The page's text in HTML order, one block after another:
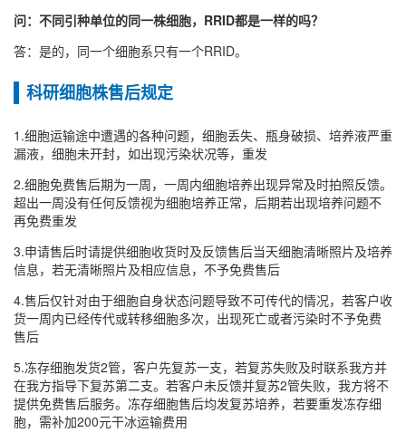
问：不同引种单位的同一株细胞，RRID都是一样的吗？
答：是的，同一个细胞系只有一个RRID。
科研细胞株售后规定
1.细胞运输途中遭遇的各种问题，细胞丢失、瓶身破损、培养液严重
漏液，细胞未开封，如出现污染状况等，重发
2.细胞免费售后期为一周，一周内细胞培养出现异常及时拍照反馈。
超出一周没有任何反馈视为细胞培养正常，后期若出现培养问题不
再免费重发
3.申请售后时请提供细胞收货时及反馈售后当天细胞清晰照片及培养
信息，若无清晰照片及相应信息，不予免费售后
4.售后仅针对由于细胞自身状态问题导致不可传代的情况，若客户收
货一周内已经传代或转移细胞多次，出现死亡或者污染时不予免费
售后
5.冻存细胞发货2管，客户先复苏一支，若复苏失败及时联系我方并
在我方指导下复苏第二支。若客户未反馈并复苏2管失败，我方将不
提供免费售后服务。冻存细胞售后均发复苏培养，若要重发冻存细
胞，需补加200元干冰运输费用